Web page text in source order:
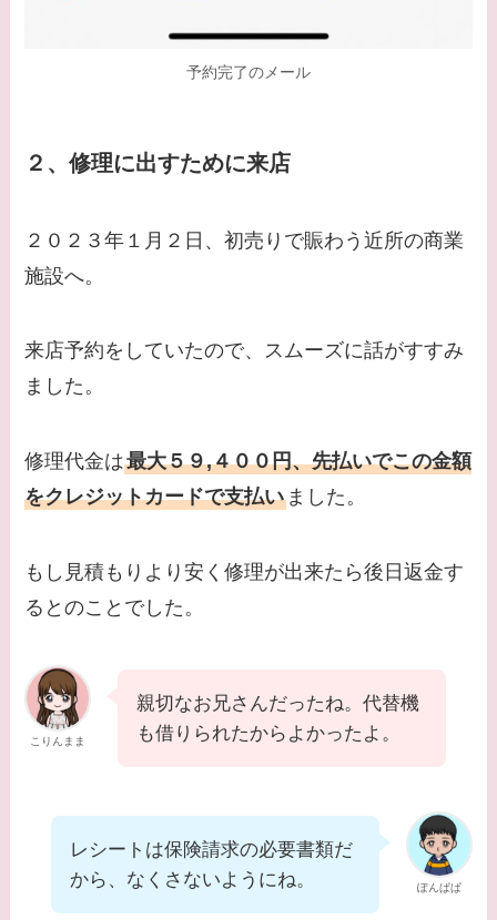
予約完了のメール
２、修理に出すために来店
２０２３年１月２日、初売りで賑わう近所の商業
施設へ。
来店予約をしていたので、スムーズに話がすすみ
ました。
修理代金は最大５９,４００円、先払いでこの金額
をクレジットカードで支払い ました。
もし見積もりより安く修理が出来たら後日返金す
るとのことでした。
こりんまま
親切なお兄さんだったね。代替機
も借りられたからよかったよ。
ぽんぱぱ
レシートは保険請求の必要書類だ
から、なくさないようにね。